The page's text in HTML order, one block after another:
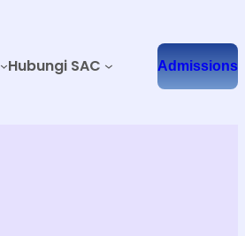
Hubungi SAC Admissions